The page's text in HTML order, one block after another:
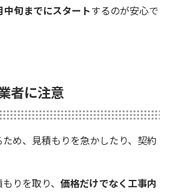
中旬までにスタートするのが安心で
者に注意
め、見積もりを急かしたり、契約
りを取り、価格だけでなく工事内